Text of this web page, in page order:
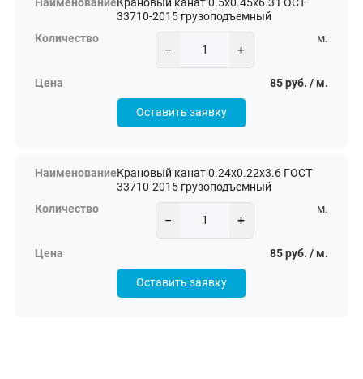
Крановый канат 0.5х0.45х6.3 ГОСТ
33710-2015 грузоподъемный
− +
м.
85 руб. / м.
Оставить заявку
Крановый канат 0.24х0.22х3.6 ГОСТ
33710-2015 грузоподъемный
− +
м.
85 руб. / м.
Оставить заявку